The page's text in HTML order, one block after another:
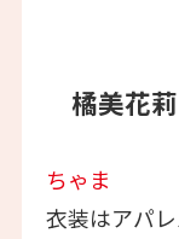
橘美花
ちゃま
衣装はアパ